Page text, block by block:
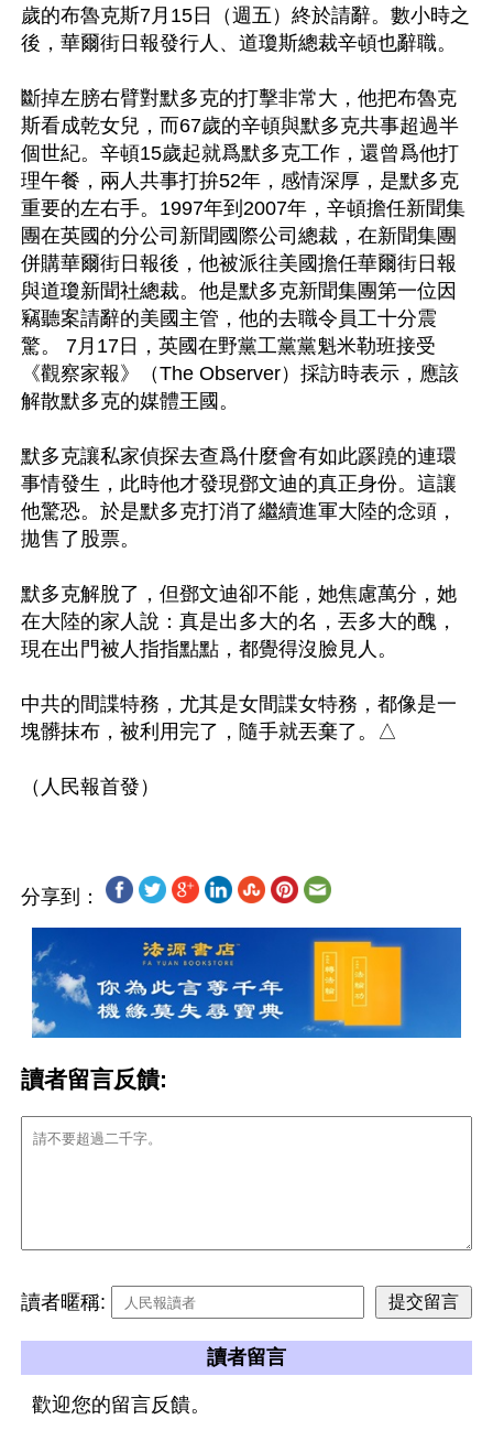
歲的布魯克斯7月15日（週五）終於請辭。數小時之
後，華爾街日報發行人、道瓊斯總裁辛頓也辭職。
斷掉左膀右臂對默多克的打擊非常大，他把布魯克
斯看成乾女兒，而67歲的辛頓與默多克共事超過半
個世紀。辛頓15歲起就爲默多克工作，還曾爲他打
理午餐，兩人共事打拚52年，感情深厚，是默多克
重要的左右手。1997年到2007年，辛頓擔任新聞集
團在英國的分公司新聞國際公司總裁，在新聞集團
併購華爾街日報後，他被派往美國擔任華爾街日報
與道瓊新聞社總裁。他是默多克新聞集團第一位因
竊聽案請辭的美國主管，他的去職令員工十分震
驚。 7月17日，英國在野黨工黨黨魁米勒班接受
《觀察家報》（The Observer）採訪時表示，應該
解散默多克的媒體王國。
默多克讓私家偵探去查爲什麼會有如此蹊蹺的連環
事情發生，此時他才發現鄧文迪的真正身份。這讓
他驚恐。於是默多克打消了繼續進軍大陸的念頭，
拋售了股票。
默多克解脫了，但鄧文迪卻不能，她焦慮萬分，她
在大陸的家人說：真是出多大的名，丟多大的醜，
現在出門被人指指點點，都覺得沒臉見人。
中共的間諜特務，尤其是女間諜女特務，都像是一
塊髒抹布，被利用完了，隨手就丟棄了。△
分享到：
讀者留言反饋:
讀者暱稱:
讀者留言
歡迎您的留言反饋。